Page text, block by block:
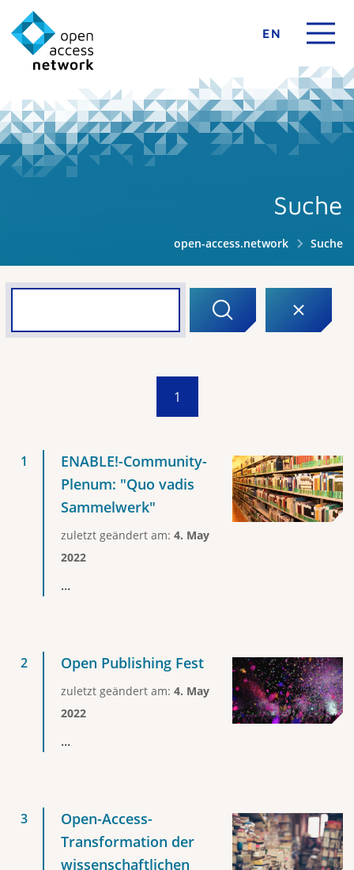
EN
Suche
open-access.network Suche
1
ENABLE!-Community-
Plenum: "Quo vadis
Sammelwerk"
zuletzt geändert am: 4. May
2022
...
Open Publishing Fest
zuletzt geändert am: 4. May
2022
...
Open-Access-
Transformation der
wissenschaftlichen